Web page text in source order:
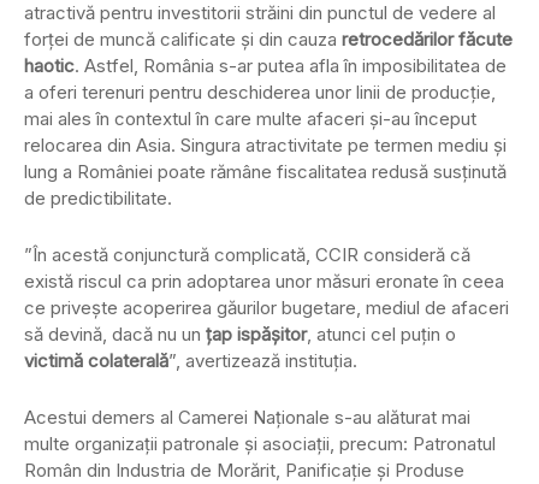
atractivă pentru investitorii străini din punctul de vedere al
forței de muncă calificate și din cauza retrocedărilor făcute
haotic. Astfel, România s-ar putea afla în imposibilitatea de
a oferi terenuri pentru deschiderea unor linii de producție,
mai ales în contextul în care multe afaceri și-au început
relocarea din Asia. Singura atractivitate pe termen mediu și
lung a României poate rămâne fiscalitatea redusă susținută
de predictibilitate.
”În acestă conjunctură complicată, CCIR consideră că
există riscul ca prin adoptarea unor măsuri eronate în ceea
ce privește acoperirea găurilor bugetare, mediul de afaceri
să devină, dacă nu un țap ispășitor, atunci cel puțin o
victimă colaterală”, avertizează instituția.
Acestui demers al Camerei Naționale s-au alăturat mai
multe organizații patronale și asociații, precum: Patronatul
Român din Industria de Morărit, Panificaţie şi Produse